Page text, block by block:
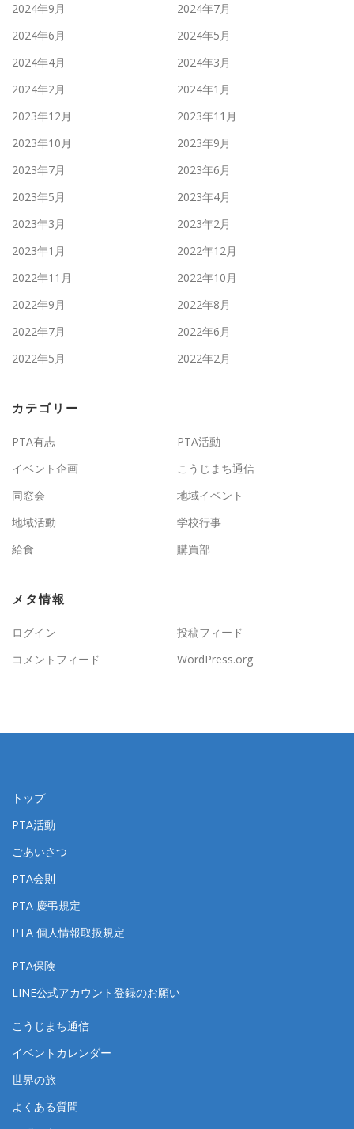
2024年9月
2024年7月
2024年6月
2024年5月
2024年4月
2024年3月
2024年2月
2024年1月
2023年12月
2023年11月
2023年10月
2023年9月
2023年7月
2023年6月
2023年5月
2023年4月
2023年3月
2023年2月
2023年1月
2022年12月
2022年11月
2022年10月
2022年9月
2022年8月
2022年7月
2022年6月
2022年5月
2022年2月
カテゴリー
PTA有志
PTA活動
イベント企画
こうじまち通信
同窓会
地域イベント
地域活動
学校行事
給食
購買部
メタ情報
ログイン
投稿フィード
コメントフィード
WordPress.org
トップ
PTA活動
ごあいさつ
PTA会則
PTA 慶弔規定
PTA 個人情報取扱規定
PTA保険
LINE公式アカウント登録のお願い
こうじまち通信
イベントカレンダー
世界の旅
よくある質問